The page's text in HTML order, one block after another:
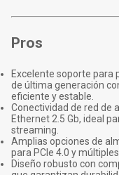
Pros
Excelente soporte para
de última generación
eficiente y estable.
Conectividad de red de
Ethernet 2.5 Gb, ideal
streaming.
Amplias opciones de
para PCIe 4.0 y
Diseño robusto con